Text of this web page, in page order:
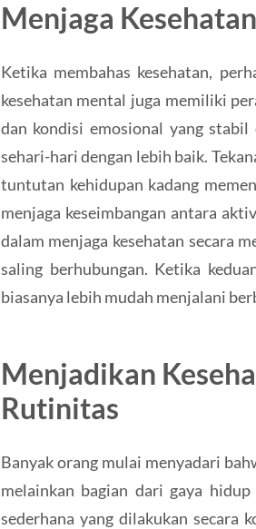
Menjaga
Ketika membahas kesehatan,
kesehatan mental juga memiliki
dan kondisi emosional yang
sehari-hari dengan lebih baik.
tuntutan kehidupan kadang
menjaga keseimbangan antara
dalam menjaga kesehatan secara
saling berhubungan. Ketika
biasanya lebih mudah menjalani
Menjadikan
Rutinitas
Banyak orang mulai menyadari
melainkan bagian dari gaya
sederhana yang dilakukan secara